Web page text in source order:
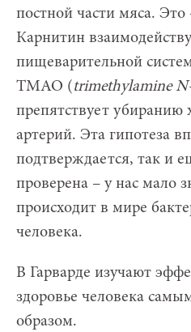
постной части мяса. Это
Карнитин
пищеварительной
TMAO (trimethylamine
препятствует убиранию
артерий. Эта гипотеза
подтверждается, так и
проверена – у нас мало
происходит в мире
человека.
В Гарварде изучают
здоровье человека
образом.